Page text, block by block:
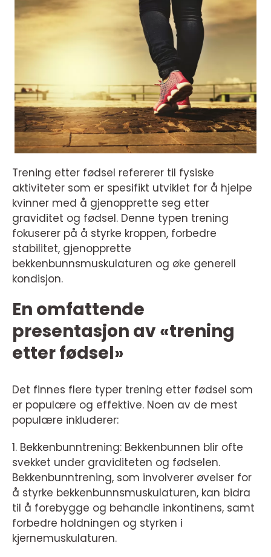
Trening etter fødsel refererer til fysiske
aktiviteter som er spesifikt utviklet for å hjelpe
kvinner med å gjenopprette seg etter
graviditet og fødsel. Denne typen trening
fokuserer på å styrke kroppen, forbedre
stabilitet, gjenopprette
bekkenbunnsmuskulaturen og øke generell
kondisjon.
En omfattende
presentasjon av «trening
etter fødsel»
Det finnes flere typer trening etter fødsel som
er populære og effektive. Noen av de mest
populære inkluderer:
1. Bekkenbunntrening: Bekkenbunnen blir ofte
svekket under graviditeten og fødselen.
Bekkenbunntrening, som involverer øvelser for
å styrke bekkenbunnsmuskulaturen, kan bidra
til å forebygge og behandle inkontinens, samt
forbedre holdningen og styrken i
kjernemuskulaturen.